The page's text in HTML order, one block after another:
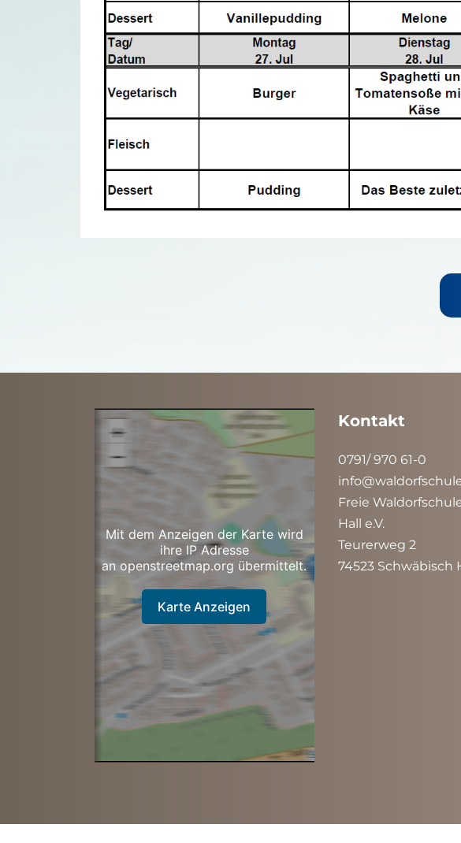
Mit dem Anzeigen der Karte wird
ihre IP Adresse
an openstreetmap.org übermittelt.
Karte Anzeigen
Kontakt
0791/ 970 61-0
Freie
Hall e.V.
Teurerweg 2
74523 Schwäbisch